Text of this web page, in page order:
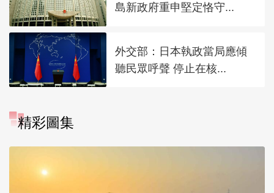
島新政府重申堅定恪守...
外交部：日本執政當局應傾
聽民眾呼聲 停止在核...
精彩圖集